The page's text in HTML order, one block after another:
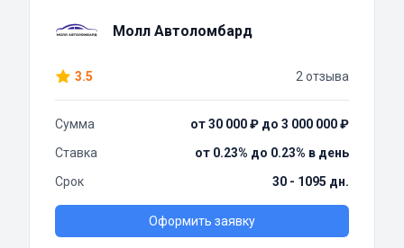
Молл Автоломбард
3.5 2 отзыва
Сумма
от 30 000 ₽ до 3 000 000 ₽
Ставка
от 0.23% до 0.23% в день
Срок
30 - 1095 дн.
Оформить заявку